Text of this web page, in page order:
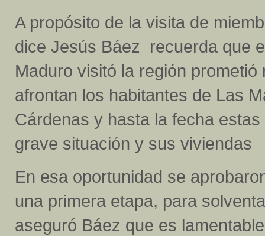
A propósito de la visita de
dice Jesús Báez recuerda que
Maduro visitó la región
afrontan los habitantes de Las
Cárdenas y hasta la fecha
grave situación y sus viviendas
En esa oportunidad se
una primera etapa, para
aseguró Báez que es